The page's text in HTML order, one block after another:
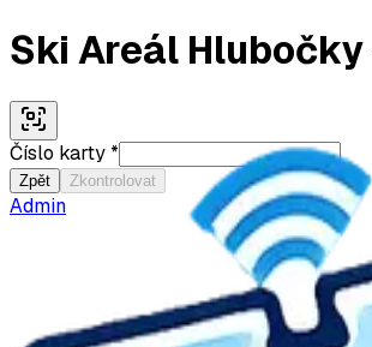
Ski Areál Hlubočky
Číslo karty *
Zpět Zkontrolovat
Admin